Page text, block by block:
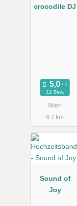
crocodile DJ
12 Bew.
Wien
6.7 km
Sound of
Joy